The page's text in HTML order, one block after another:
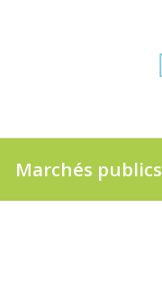
Marchés publics